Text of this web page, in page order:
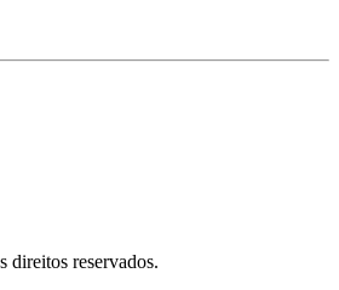
direitos reservados.